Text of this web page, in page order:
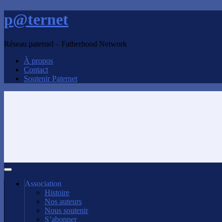
p@ternet
Réseau paternel – Fatherhood Network
À propos
Contact
Soutenir Paternet
Association
Histoire
Nos auteurs
Nous soutenir
S’abonner